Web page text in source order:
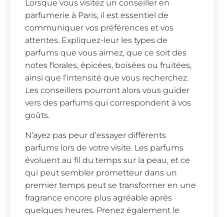
Lorsque vous visitez un conseiller en
parfumerie à Paris, il est essentiel de
communiquer vos préférences et vos
attentes. Expliquez-leur les types de
parfums que vous aimez, que ce soit des
notes florales, épicées, boisées ou fruitées,
ainsi que l’intensité que vous recherchez.
Les conseillers pourront alors vous guider
vers des parfums qui correspondent à vos
goûts.
N’ayez pas peur d’essayer différents
parfums lors de votre visite. Les parfums
évoluent au fil du temps sur la peau, et ce
qui peut sembler prometteur dans un
premier temps peut se transformer en une
fragrance encore plus agréable après
quelques heures. Prenez également le